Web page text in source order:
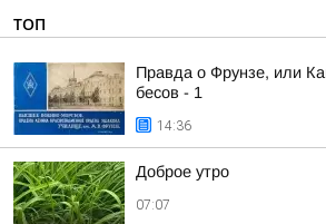
ТОП
Правда о Фрунзе, или
бесов - 1
14:36
Доброе утро
07:07